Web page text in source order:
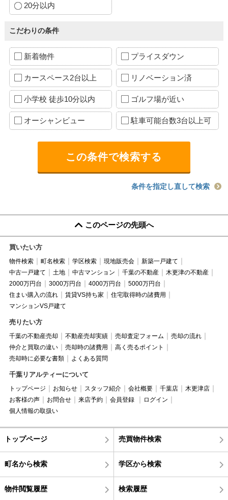
20分以内
こだわりの条件
新着物件 プライスダウン
カースペース2台以上 リノベーション済
小学校 徒歩10分以内 ゴルフ場が近い
オーシャンビュー 駐車可能台数3台以上可
条件を指定し直して検索
このページの先頭へ
買いたい方
物件検索 町名検索 学区検索 現地販売会
新築一戸建て
中古一戸建て
土地 中古マンション 千葉の不動産
木更津の不動産
2000万円台
3000万円台 4000万円台
5000万円台
住まい購入の流れ
賃貸VS持ち家
住宅取得時の諸費用
マンションVS戸建て
売りたい方
千葉の不動産売却 不動産売却実績 売却査定フォーム
売却の流れ
仲介と買取の違い
売却時の諸費用
高く売るポイント
売却時に必要な書類
よくある質問
千葉リアルティーについて
トップページ お知らせ スタッフ紹介 会社概要 千葉店
木更津店
お客様の声
お問合せ 来店予約 会員登録
ログイン
個人情報の取扱い
トップページ 売買物件検索
町名から検索 学区から検索
物件閲覧履歴 検索履歴